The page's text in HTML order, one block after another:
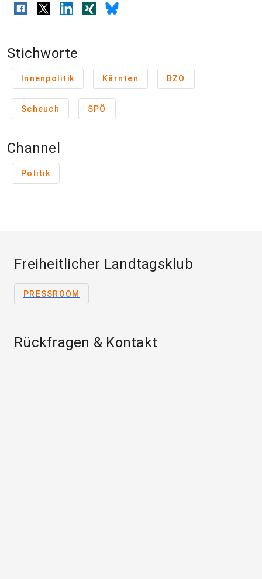
Stichworte
Innenpolitik Kärnten BZÖ
Scheuch SPÖ
Channel
Politik
Freiheitlicher Landtagsklub
PRESSROOM
Rückfragen & Kontakt